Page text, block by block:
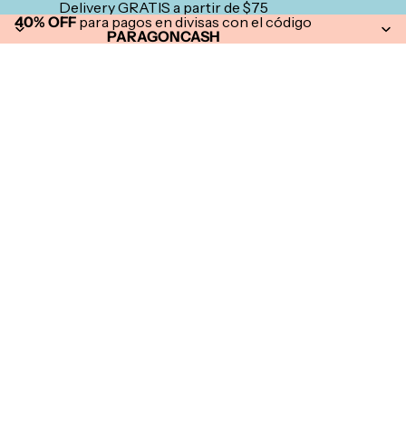
Delivery GRATIS a partir de $75
40% OFF para pagos en divisas con el código
PARAGONCASH